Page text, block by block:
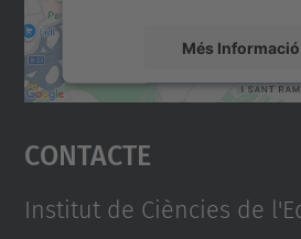
Més Informació
Accepta
powered by
Contacte
Institut de Ciències de